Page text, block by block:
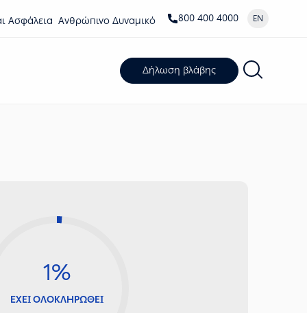
Ασφάλεια Ανθρώπινο Δυναμικό 800 400 4000 EN
Δήλωση βλάβης
1%
ΕΧΕΙ ΟΛΟΚΛΗΡΩΘΕΙ